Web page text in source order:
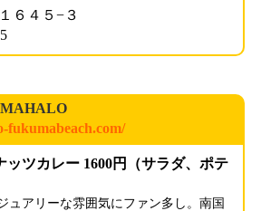
６４５−３
MAHALO
fukumabeach.com/
ッツカレー 1600円（サラダ、ポテ
ュアリーな雰囲気にファン多し。南国